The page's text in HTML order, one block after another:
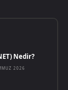
Nedir?
2026